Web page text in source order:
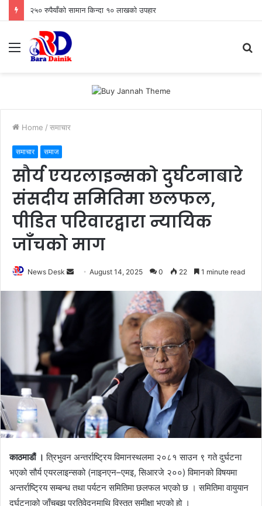
२५० रुपैयाँको सामान किन्दा १० लाखको उपहार
Menu
Home / समाचार
समाचार समाज
सौर्य एयरलाइन्सको दुर्घटनाबारे
संसदीय समितिमा छलफल,
पीडित परिवारद्वारा न्यायिक
जाँचको माग
News Desk
n
d
a
i
August 14, 2025 0 22 1 minute read
काठमाडौं । त्रिभुवन अन्तर्राष्ट्रिय विमानस्थलमा २०८१ साउन ९ गते दुर्घटना
भएको सौर्य एयरलाइन्सको (नाइनएन–एमइ, सिआरजे २००) विमानको विषयमा
अन्तर्राष्ट्रिय सम्बन्ध तथा पर्यटन समितिमा छलफल भएको छ । समितिमा वायुयान
दुर्घटनाको जाँचबुझ प्रतिवेदनमाथि विस्तृत समीक्षा भएको हो ।